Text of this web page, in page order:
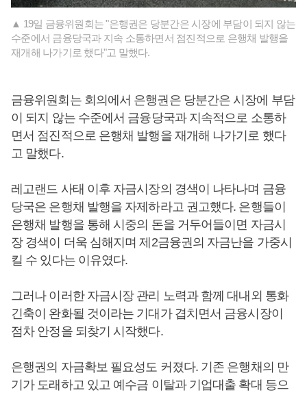
▲ 19일 금융위원회는 "은행권은 당분간은 시장에 부담이 되지 않는
수준에서 금융당국과 지속 소통하면서 점진적으로 은행채 발행을
재개해 나가기로 했다"고 말했다.
금융위원회는 회의에서 은행권은 당분간은 시장에 부담
이 되지 않는 수준에서 금융당국과 지속적으로 소통하
면서 점진적으로 은행채 발행을 재개해 나가기로 했다
고 말했다.
레고랜드 사태 이후 자금시장의 경색이 나타나며 금융
당국은 은행채 발행을 자제하라고 권고했다. 은행들이
은행채 발행을 통해 시중의 돈을 거두어들이면 자금시
장 경색이 더욱 심해지며 제2금융권의 자금난을 가중시
킬 수 있다는 이유였다.
그러나 이러한 자금시장 관리 노력과 함께 대내외 통화
긴축이 완화될 것이라는 기대가 겹치면서 금융시장이
점차 안정을 되찾기 시작했다.
은행권의 자금확보 필요성도 커졌다. 기존 은행채의 만
기가 도래하고 있고 예수금 이탈과 기업대출 확대 등으